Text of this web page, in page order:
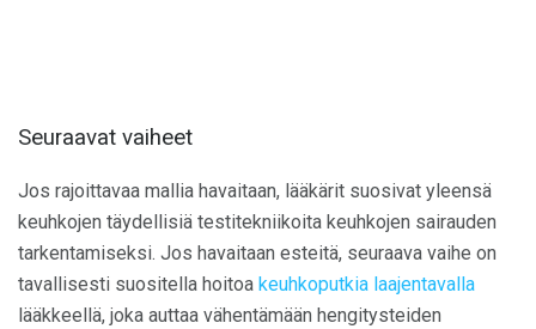
Seuraavat vaiheet
Jos rajoittavaa mallia havaitaan, lääkärit suosivat yleensä
keuhkojen täydellisiä testitekniikoita keuhkojen sairauden
tarkentamiseksi. Jos havaitaan esteitä, seuraava vaihe on
tavallisesti suositella hoitoa keuhkoputkia laajentavalla
lääkkeellä, joka auttaa vähentämään hengitysteiden